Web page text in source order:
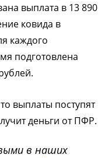
выплата в 13 890
ковида в
каждого
подготовлена
выплаты поступят
деньги от ПФР.
в наших